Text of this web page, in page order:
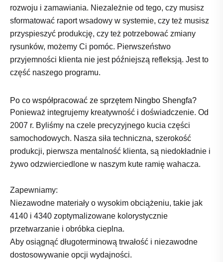
rozwoju i zamawiania. Niezależnie od tego, czy musisz
sformatować raport wsadowy w systemie, czy też musisz
przyspieszyć produkcję, czy też potrzebować zmiany
rysunków, możemy Ci pomóc. Pierwszeństwo
przyjemności klienta nie jest późniejszą refleksją. Jest to
część naszego programu.
Po co współpracować ze sprzętem Ningbo Shengfa?
Ponieważ integrujemy kreatywność i doświadczenie. Od
2007 r. Byliśmy na czele precyzyjnego kucia części
samochodowych. Nasza siła techniczna, szerokość
produkcji, pierwsza mentalność klienta, są niedokładnie i
żywo odzwierciedlone w naszym kute ramię wahacza.
Zapewniamy:
Niezawodne materiały o wysokim obciążeniu, takie jak
4140 i 4340 zoptymalizowane kolorystycznie
przetwarzanie i obróbka cieplna.
Aby osiągnąć długoterminową trwałość i niezawodne
dostosowywanie opcji wydajności.